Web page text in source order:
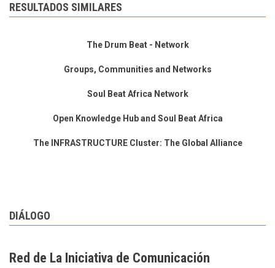
RESULTADOS SIMILARES
The Drum Beat - Network
Groups, Communities and Networks
Soul Beat Africa Network
Open Knowledge Hub and Soul Beat Africa
The INFRASTRUCTURE Cluster: The Global Alliance
DIÁLOGO
Red de La Iniciativa de Comunicación